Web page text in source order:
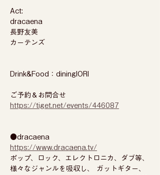
Act:
dracaena
長野友美
カーテンズ
Drink&Food：diningIORI
ご予約＆お問合せ
https://tiget.net/events/446087
●dracaena
https://www.dracaena.tv/
ポップ、ロック、エレクトロニカ、ダブ等、
様々なジャンルを吸収し、 ガットギター、